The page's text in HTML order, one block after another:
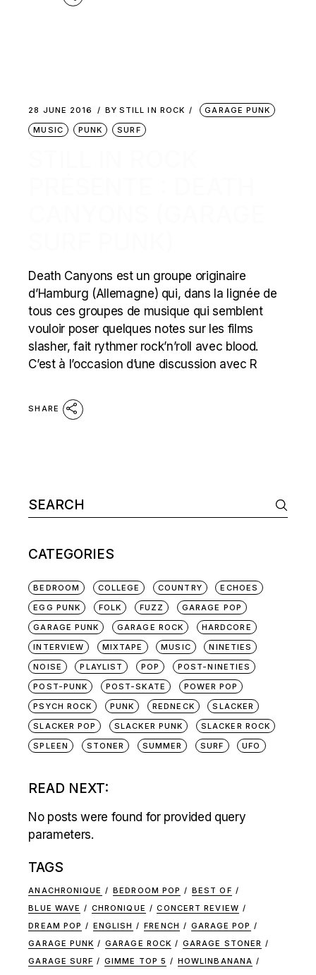
28 JUNE 2016 BY STILL IN ROCK
GARAGE PUNK
MUSIC
PUNK SURF
Death Canyons est un groupe originaire
d’Hamburg (Allemagne) qui, dans la lignée de
tous ces groupes de musique qui semblent
vouloir poser quelques notes sur les films
slasher, fait rythmer rock’n’roll avec blood.
C’est à l’occasion d’une discussion avec R
SHARE
Search
for:
CATEGORIES
BEDROOM COLLEGE COUNTRY
ECHOES
EGG PUNK
FOLK FUZZ
GARAGE POP
GARAGE PUNK
GARAGE ROCK
HARDCORE
INTERVIEW
MIXTAPE MUSIC
NINETIES
NOISE
PLAYLIST POP
POST-NINETIES
POST-PUNK
POST-SKATE
POWER POP
PSYCH ROCK
PUNK REDNECK
SLACKER
SLACKER POP
SLACKER PUNK
SLACKER ROCK
SPLEEN
STONER SUMMER SURF UFO
READ NEXT:
No posts were found for provided query
parameters.
TAGS
ANACHRONIQUE BEDROOM POP
BEST OF
BLUE WAVE
CHRONIQUE
CONCERT REVIEW
DREAM POP
ENGLISH FRENCH
GARAGE POP
GARAGE PUNK
GARAGE ROCK
GARAGE STONER
GARAGE SURF
GIMME TOP 5
HOWLINBANANA